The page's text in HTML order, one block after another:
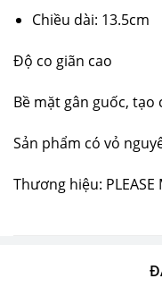
Chiều dài: 13.5cm
Độ co giãn cao
Bề mặt gân guốc,
Sản phẩm có vỏ
Thương hiệu: PLEASE